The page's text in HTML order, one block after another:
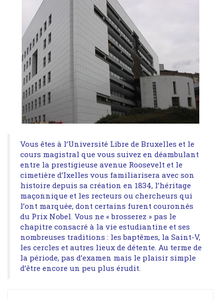
Vous êtes à l’Université Libre de Bruxelles et le
cours magistral que vous suivez en déambulant
entre la prestigieuse avenue Roosevelt et le
cimetière d’Ixelles vous familiarisera avec son
histoire depuis sa création en 1834, l’héritage
maçonnique et les recteurs ou chercheurs qui
l’ont marquée, dont certains furent couronnés
du Prix Nobel. Vous ne « brosserez » pas le
chapitre consacré à la vie estudiantine et ses
nombreuses traditions : les baptêmes, la Saint-V,
les cercles et autres lieux de détente. Au terme de
la période, pas d’examen mais le plaisir simple
d’être encore un peu plus érudit.